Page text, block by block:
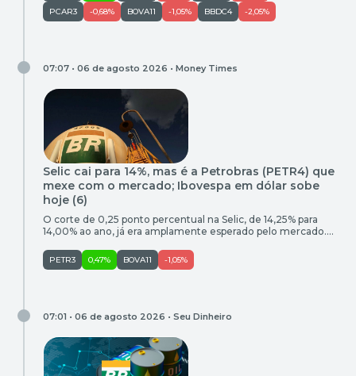
PCAR3 -0,68% BOVA11 -1,05% BBDC4 -2,05%
07:07 • 06 de agosto 2026 • Money Times
Selic cai para 14%, mas é a Petrobras (PETR4) que
mexe com o mercado; Ibovespa em dólar sobe
hoje (6)
O corte de 0,25 ponto percentual na Selic, de 14,25% para
14,00% ao ano, já era amplamente esperado pelo mercado.
do Banco Central. A autoridade monetária adotou um tom
mais cauteloso e evitou sinalizar os próximos passos para a
PETR3 0,47% BOVA11 -1,05%
07:01 • 06 de agosto 2026 • Seu Dinheiro